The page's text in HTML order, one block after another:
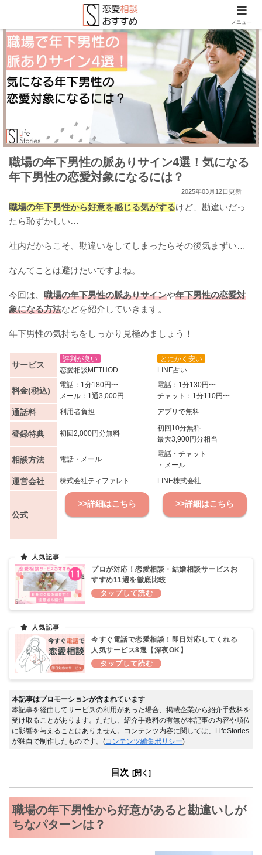
職場の年下男性の脈ありサイン4選！気になる
年下男性の恋愛対象になるには？
2025年03月12日更新
職場の年下男性から好意を感じる気がするけど、勘違いだっ
たら恥ずかしい…
社内だからこそ、勘違いをしてしまったらその後気まずい…
なんてことは避けたいですよね。
今回は、 職場の年下男性の脈ありサインや年下男性の恋愛対
象になる方法などを紹介していきます。
年下男性の気持ちをしっかり見極めましょう！
サービス
評判が良い
恋愛相談METHOD
とにかく安い
LINE占い
料金(税込)
電話：1分180円〜
メール：1通3,000円
電話：1分130円〜
チャット：1分110円〜
通話料 利用者負担 アプリで無料
登録特典 初回2,000円分無料
初回10分無料
最大3,900円分相当
相談方法 電話・メール
電話・チャット
・メール
運営会社 株式会社ティファレト LINE株式会社
公式
>>詳細はこちら >>詳細はこちら
プロが対応！恋愛相談・結婚相談サービスお
すすめ11選を徹底比較
今すぐ電話で恋愛相談！即日対応してくれる
人気サービス8選【深夜OK】
本記事はプロモーションが含まれています
本記事を経由してサービスの利用があった場合、掲載企業から紹介手数料を
受け取ることがあります。ただし、紹介手数料の有無が本記事の内容や順位
に影響を与えることはありません。コンテンツ内容に関しては、LifeStories
が独自で制作したものです。(コンテンツ編集ポリシー)
目次
職場の年下男性から好意があると勘違いしが
ちなパターンは？
メニュー